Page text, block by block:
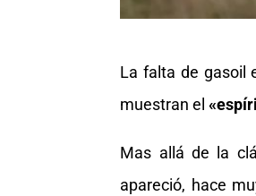
La falta de gasoil
muestran el
Mas allá de la
apareció, hace